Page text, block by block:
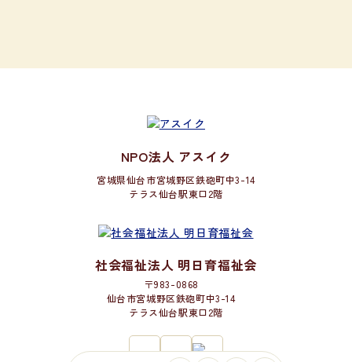
NPO法人 アスイク
宮城県仙台市宮城野区鉄砲町中3-14
テラス仙台駅東口2階
社会福祉法人 明日育福祉会
〒983-0868
仙台市宮城野区鉄砲町中3-14
テラス仙台駅東口2階